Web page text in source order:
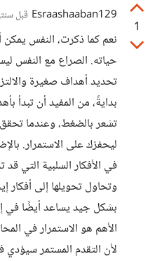
1
Esraashaaban129 قبل
نعم كما ذكرت، النفس
حياته. الصراع مع النفس
تحديد أهداف صغيرة
بدايةً، من المفيد أن تبدأ
تشعر بالضغط، وعندما
ليحفزك على الاستمرار.
في الأفكار السلبية التي
وتحاول تحويلها إلى أفكار
بشكل جيد يساعد أيضًا في
الأهم هو الاستمرار في
لأن التقدم المستمر سيؤدي